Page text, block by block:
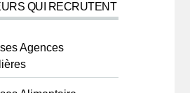
QUI RECRUTENT
Agences